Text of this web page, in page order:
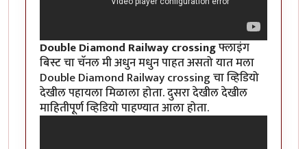
Double Diamond Railway crossingफ्लाइंग
बिस्ट चा चॅनल मी अधुन मधुन पाहत असतो यात मला
Double Diamond Railway crossing चा व्हिडियो
देखील पहायला मिळाला होता. दुसरा देखील देखील
माहितीपूर्ण व्हिडियो पाहण्यात आला होता.